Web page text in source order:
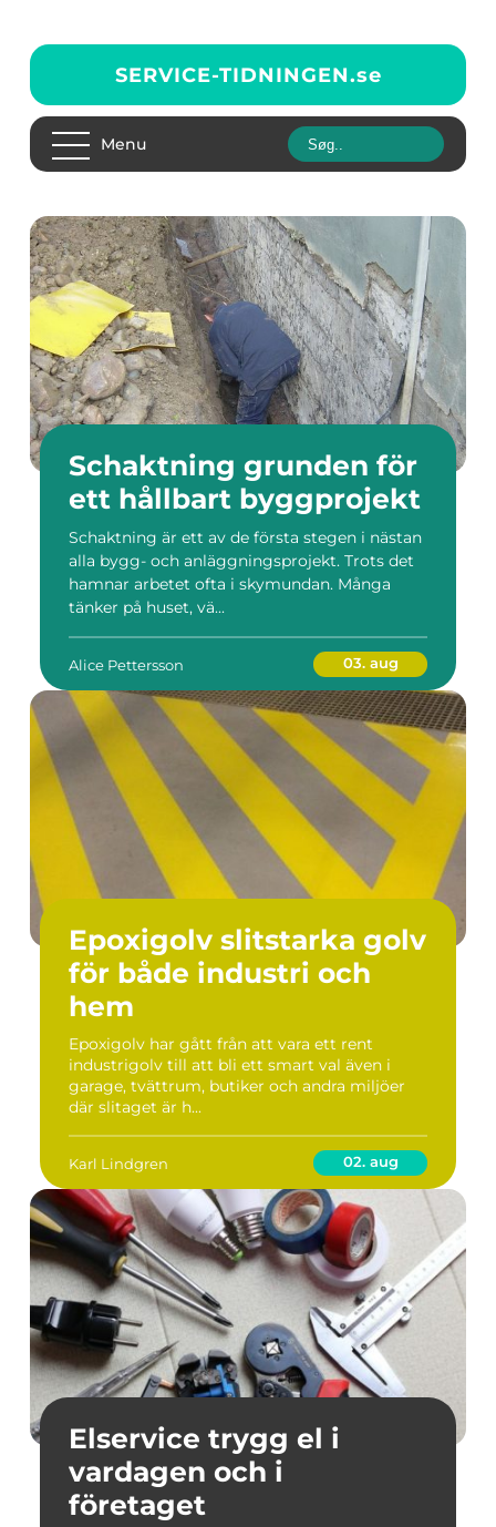
SERVICE-TIDNINGEN.se
Menu
Schaktning grunden för
ett hållbart byggprojekt
Schaktning är ett av de första stegen i nästan
alla bygg- och anläggningsprojekt. Trots det
hamnar arbetet ofta i skymundan. Många
tänker på huset, vä...
Alice Pettersson 03. aug
Epoxigolv slitstarka golv
för både industri och
hem
Epoxigolv har gått från att vara ett rent
industrigolv till att bli ett smart val även i
garage, tvättrum, butiker och andra miljöer
där slitaget är h...
Karl Lindgren 02. aug
Elservice trygg el i
vardagen och i
företaget